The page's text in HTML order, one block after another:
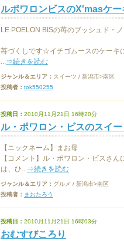
ルポワロンビスのX'masケー
LE POELON BISの苺のブッシュド・
苺づくしです☆イチゴムースのケーキ
...⇒続きを読む
ジャンル＆エリア： スイーツ / 新潟市>南区
投稿者： tok550255
投稿日： 2010月11月21日 16時20分
ル・ポワロン・ビスのスイー
【ニックネーム】まお母
【コメント】ル・ポワロン・ビスさ
は、ひ...⇒続きを読む
ジャンル＆エリア： グルメ / 新潟市>南区
投稿者： まおたろう
投稿日： 2010月11月21日 16時03分
おむすびころり